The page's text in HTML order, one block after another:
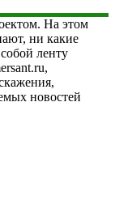
На этом
ни какие
ленту
новостей